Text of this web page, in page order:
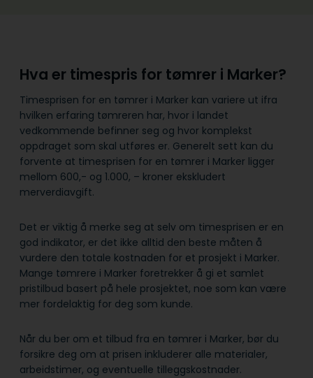
Hva er timespris for tømrer i Marker?
Timesprisen for en tømrer i Marker kan variere ut ifra
hvilken erfaring tømreren har, hvor i landet
vedkommende befinner seg og hvor komplekst
oppdraget som skal utføres er. Generelt sett kan du
forvente at timesprisen for en tømrer i Marker ligger
mellom 600,- og 1.000, – kroner ekskludert
merverdiavgift.
Det er viktig å merke seg at selv om timesprisen er en
god indikator, er det ikke alltid den beste måten å
vurdere den totale kostnaden for et prosjekt i Marker.
Mange tømrere i Marker foretrekker å gi et samlet
pristilbud basert på hele prosjektet, noe som kan være
mer fordelaktig for deg som kunde.
Når du ber om et tilbud fra en tømrer i Marker, bør du
forsikre deg om at prisen inkluderer alle materialer,
arbeidstimer, og eventuelle tilleggskostnader.